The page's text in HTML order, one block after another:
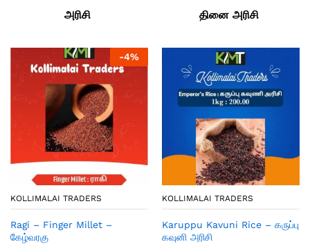
அரிசி தினை அரிசி
-4%
KOLLIMALAI TRADERS
Ragi – Finger Millet –
கேழ்வரகு
KOLLIMALAI TRADERS
Karuppu Kavuni Rice – கருப்பு
கவுனி அரிசி